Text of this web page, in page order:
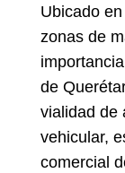
Ubicado
zonas de
de
vialidad de
vehicular,
comercial